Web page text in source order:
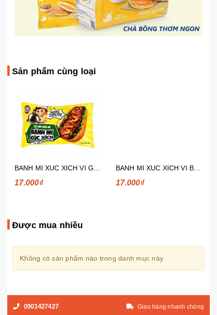
Sản phẩm cùng loại
17.000₫
BANH MI XUC XICH VI BO TIEU DEN 85G
17.000₫
Được mua nhiều
Không có sản phẩm nào trong danh mục này.
0903427427 Giao hàng nhanh chóng